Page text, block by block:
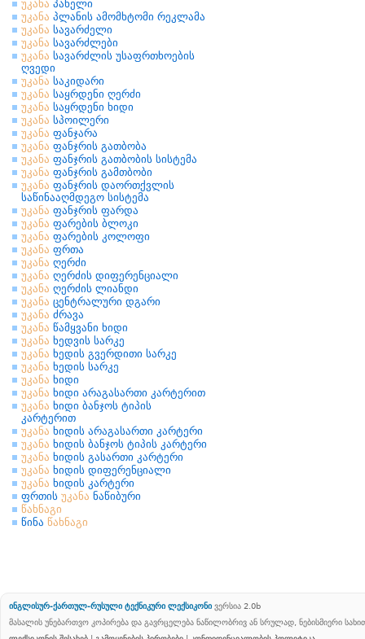
უკანა პანელი
უკანა პლანის ამომხტომი რეკლამა
უკანა სავარძელი
უკანა სავარძლები
უკანა სავარძლის უსაფრთხოების
ღვედი
უკანა საკიდარი
უკანა საყრდენი ღერძი
უკანა საყრდენი ხიდი
უკანა სპოილერი
უკანა ფანჯარა
უკანა ფანჯრის გათბობა
უკანა ფანჯრის გათბობის სისტემა
უკანა ფანჯრის გამთბობი
უკანა ფანჯრის დაორთქვლის
საწინააღმდეგო სისტემა
უკანა ფანჯრის ფარდა
უკანა ფარების ბლოკი
უკანა ფარების კოლოფი
უკანა ფრთა
უკანა ღერძი
უკანა ღერძის დიფერენციალი
უკანა ღერძის ლიანდი
უკანა ცენტრალური დგარი
უკანა ძრავა
უკანა წამყვანი ხიდი
უკანა ხედვის სარკე
უკანა ხედის გვერდითი სარკე
უკანა ხედის სარკე
უკანა ხიდი
უკანა ხიდი არაგასართი კარტერით
უკანა ხიდი ბანჯოს ტიპის
კარტერით
უკანა ხიდის არაგასართი კარტერი
უკანა ხიდის ბანჯოს ტიპის კარტერი
უკანა ხიდის გასართი კარტერი
უკანა ხიდის დიფერენციალი
უკანა ხიდის კარტერი
ფრთის უკანა ნაწიბური
წახნაგი
წინა წახნაგი
ინგლისურ-ქართულ-რუსული ტექნიკური ლექსიკონი ვერსია 2.0b
მასალის უნებართვო კოპირება და გავრცელება ნაწილობრივ ან სრულად, ნებისმიერი